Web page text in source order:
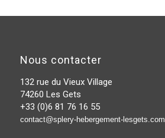
Nous contacter
132 rue du Vieux Village
74260 Les Gets
+33 (0)6 81 76 16 55
contact@splery-hebergement-lesgets.com